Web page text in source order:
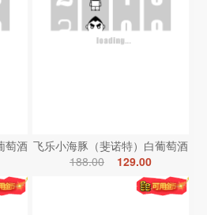
萄酒 飞乐小海豚（斐诺特）白葡萄酒
188.00
129.00